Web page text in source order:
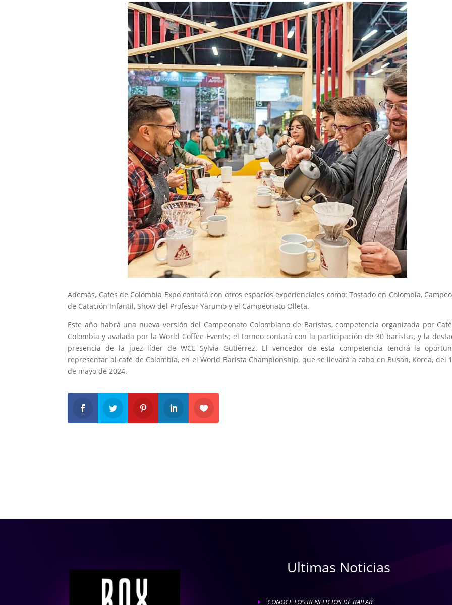
Además, Cafés de Colombia Expo contará con otros espacios experienciales como: Tostado en Colombia,
de Catación Infantil, Show del Profesor Yarumo y el Campeonato Olleta.
Este año habrá una nueva versión del Campeonato Colombiano de Baristas, competencia organizada por
Colombia y avalada por la World Coffee Events; el torneo contará con la participación de 30 baristas, y la
presencia de la juez líder de WCE Sylvia Gutiérrez. El vencedor de esta competencia tendrá la
representar al café de Colombia, en el World Barista Championship, que se llevará a cabo en Busan, Korea, del
de mayo de 2024.
Ultimas Noticias
E CONOCE LOS BENEFICIOS DE BAILAR